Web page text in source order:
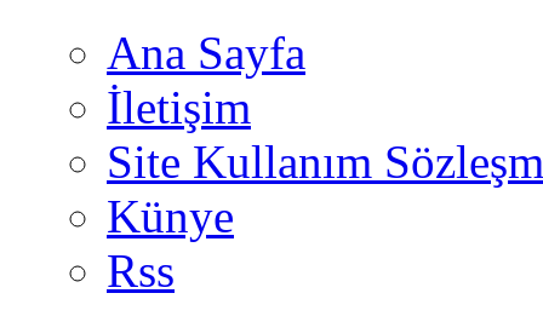
Ana Sayfa
İletişim
Site Kullanım
Künye
Rss